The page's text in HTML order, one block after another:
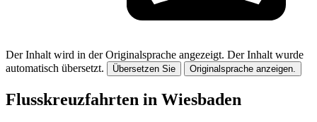
Der Inhalt wird in der Originalsprache angezeigt. Der Inhalt wurde
automatisch übersetzt.
Übersetzen Sie Originalsprache anzeigen.
Flusskreuzfahrten in Wiesbaden